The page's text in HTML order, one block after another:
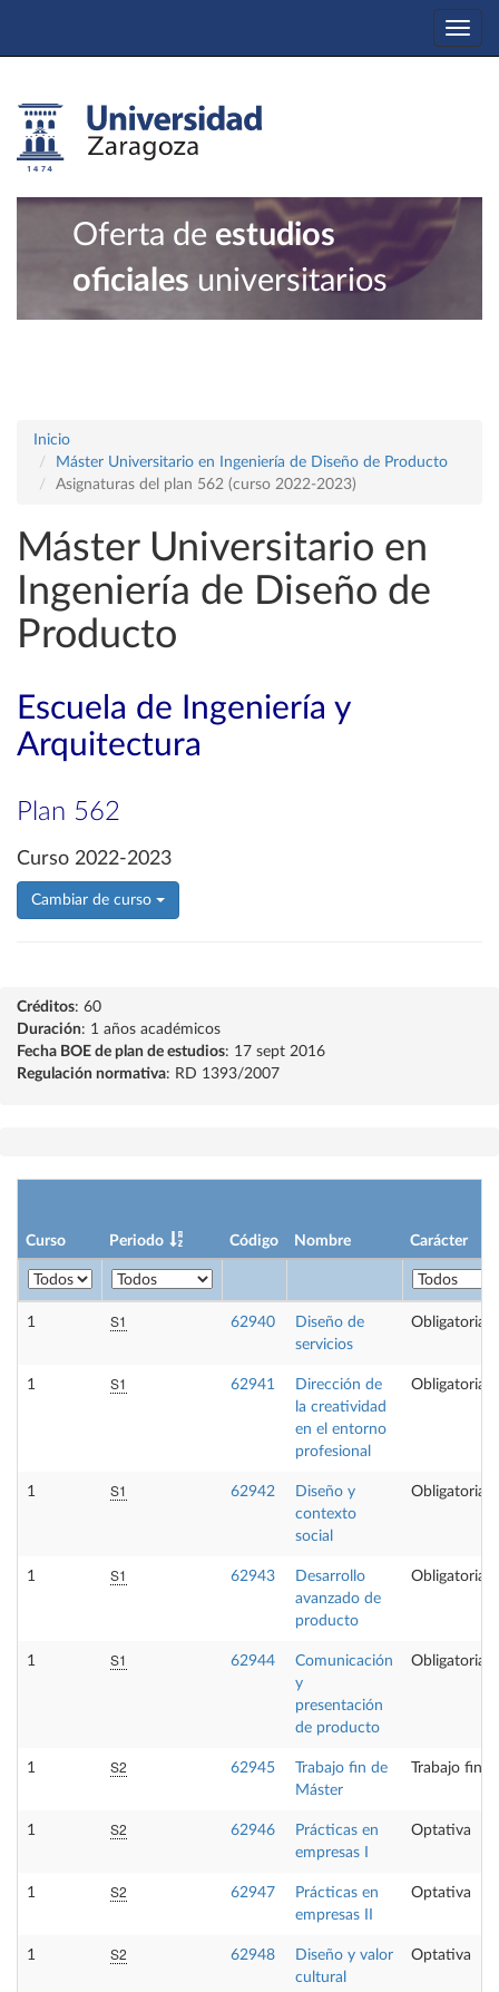
Oferta de estudios
oficiales universitarios
Inicio
Máster Universitario en Ingeniería de Diseño de Producto
Asignaturas del plan 562 (curso 2022-2023)
Máster Universitario en
Ingeniería de Diseño de
Producto
Escuela de Ingeniería y
Arquitectura
Plan 562
Curso 2022-2023
Cambiar de curso
Créditos: 60
Duración: 1 años académicos
Fecha BOE de plan de estudios: 17 sept 2016
Regulación normativa: RD 1393/2007
Curso Periodo Código Nombre Carácter
1 S1 62940
Diseño de
servicios
Obligatoria
1 S1 62941
Dirección de
la creatividad
en el entorno
profesional
Obligatoria
1 S1 62942
Diseño y
contexto
social
Obligatoria
1 S1 62943
Desarrollo
avanzado de
producto
Obligatoria
1 S1 62944
Comunicación
y
presentación
de producto
Obligatoria
1 S2 62945
Trabajo fin de
Máster
Trabajo fin
1 S2 62946
Prácticas en
empresas I
Optativa
1 S2 62947
Prácticas en
empresas II
Optativa
1 S2 62948
Diseño y valor
cultural
Optativa